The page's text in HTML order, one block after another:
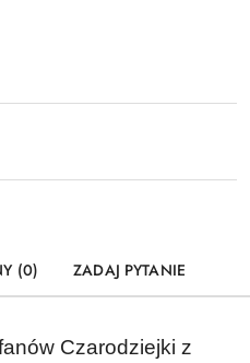
(0) ZADAJ PYTANIE
Czarodziejki z